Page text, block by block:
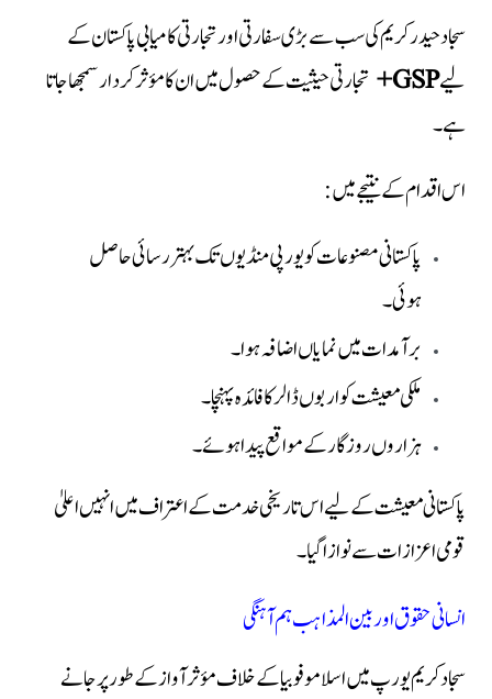
سجاد حیدر کریم کی سب سے بڑی سفارتی اور تجارتی کامیابی پاکستان کے
لیےGSP+
تجارتی حیثیت کے حصول میں ان کا مؤثر کردار سمجھا جاتا
ہے۔
اس اقدام کے نتیجے میں:
پاکستانی مصنوعات کو یورپی منڈیوں تک بہتر رسائی حاصل
ہوئی۔
برآمدات میں نمایاں اضافہ ہوا۔
ملکی معیشت کو اربوں ڈالر کا فائدہ پہنچا۔
ہزاروں روزگار کے مواقع پیدا ہوئے۔
پاکستانی معیشت کے لیے اس تاریخی خدمت کے اعتراف میں انہیں اعلیٰ
قومی اعزازات سے نوازا گیا۔
انسانی حقوق اور بین المذاہب ہم آہنگی
سجاد کریم یورپ میں اسلاموفوبیا کے خلاف مؤثر آواز کے طور پر جانے